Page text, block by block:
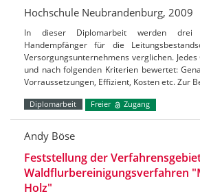
Hochschule Neubrandenburg, 2009
In dieser Diplomarbeit werden drei
Handempfänger für die
Versorgungsunternehmens verglichen.
und nach folgenden Kriterien bewertet:
Vorraussetzungen, Effizient, Kosten etc. Zur
Diplomarbeit Freier Zugang
Andy Böse
Feststellung der
Waldflurbereinigungsverfahren
Holz"